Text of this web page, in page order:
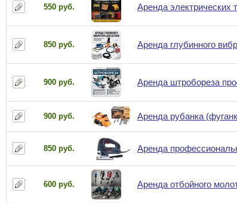
550 руб. Аренда электрических
850 руб. Аренда глубинного
900 руб. Аренда штробореза
900 руб. Аренда рубанка
850 руб. Аренда
600 руб. Аренда отбойного